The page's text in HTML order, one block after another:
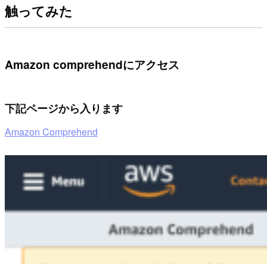
触ってみた
Amazon comprehendにアクセス
下記ページから入ります
Amazon Comprehend